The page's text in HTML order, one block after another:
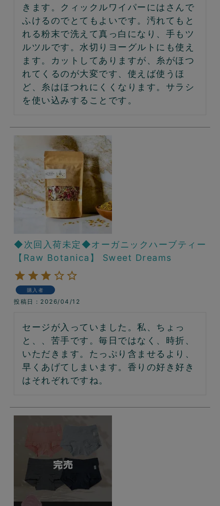
きます。クィックルワイパーにはさんで
ふけるのでとてもよいです。汚れてもと
れる粉末で洗えて真っ白になり、手もツ
ルツルです。水切りヨーグルトにも使え
ます。カットしてありますが、糸がほつ
れてくるのが大変です、使えば使うほ
ど、糸はほつれにくくなります。サラシ
◆次回入荷未定◆オーガニックハーブティー
【Raw Botanica】 Sweet Dreams
購入者
投稿日 2026/04/12
セージが入っていました。私、ちょっ
と、、苦手です。毎日ではなく、時折、
いただきます。たっぷり含ませるより、
早くあげてしまいます。香りの好き好き
はそれぞれですね。